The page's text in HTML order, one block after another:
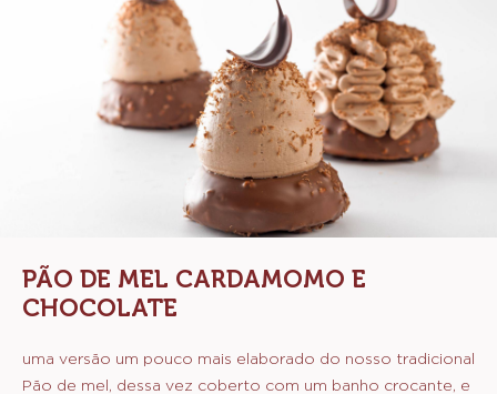
PÃO DE MEL CARDAMOMO E
CHOCOLATE
uma versão um pouco mais elaborado do nosso tradicional
Pão de mel, dessa vez coberto com um banho crocante, e